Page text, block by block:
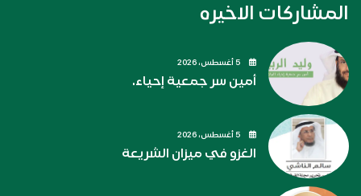
المشاركات الاخيره
أمين سر جمعية إحياء.
الغزو في ميزان الشريعة